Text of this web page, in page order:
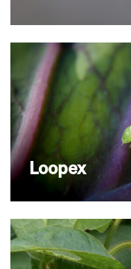
Loopex